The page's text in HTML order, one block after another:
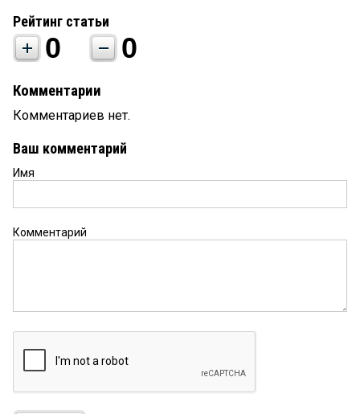
Рейтинг статьи
0 0
Комментарии
Комментариев нет.
Ваш комментарий
Имя
Комментарий